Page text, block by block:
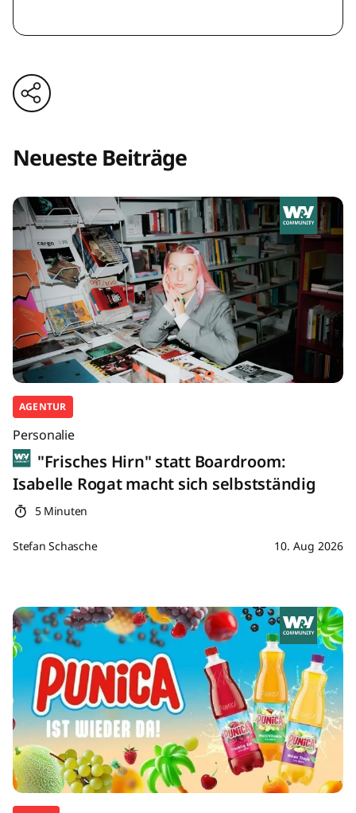
Neueste Beiträge
AGENTUR
Personalie
"Frisches Hirn" statt Boardroom:
Isabelle Rogat macht sich selbstständig
5 Minuten
Stefan Schasche 10. Aug 2026